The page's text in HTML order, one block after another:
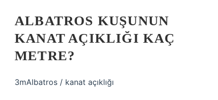
ALBATROS KUŞUNUN
KANAT AÇIKLIĞI KAÇ
METRE?
3mAlbatros / kanat açıklığı